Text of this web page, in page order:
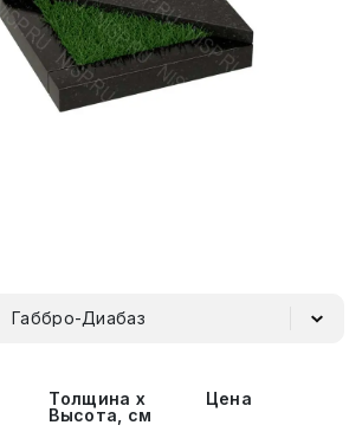
Габбро-Диабаз
Толщина х
Высота, см
Цена